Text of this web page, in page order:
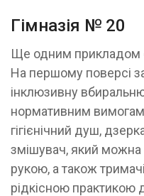
Гімназія № 20
Ще одним прикладом є
На першому поверсі
інклюзивну
нормативним
гігієнічний душ,
змішувач, який можна
рукою, а також
рідкісною практикою